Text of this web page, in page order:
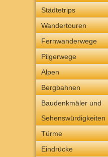
Städtetrips
Wandertouren
Fernwanderwege
Pilgerwege
Alpen
Bergbahnen
Baudenkmäler und
Sehenswürdigkeiten
Türme
Eindrücke